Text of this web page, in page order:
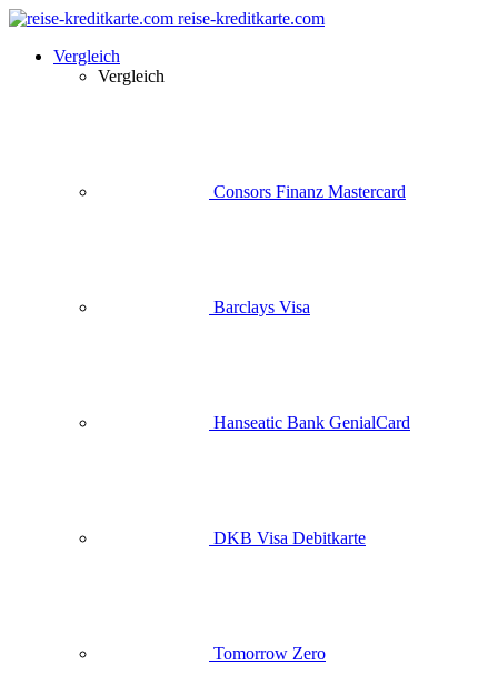
reise-kreditkarte.com
Vergleich
Vergleich
Consors Finanz Mastercard
Barclays Visa
Hanseatic Bank GenialCard
DKB Visa Debitkarte
Tomorrow Zero